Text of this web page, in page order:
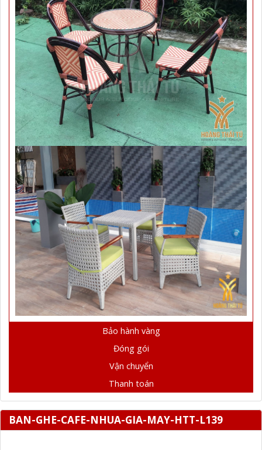
Bảo hành vàng
Đóng gói
Vận chuyển
Thanh toán
BAN-GHE-CAFE-NHUA-GIA-MAY-HTT-L139